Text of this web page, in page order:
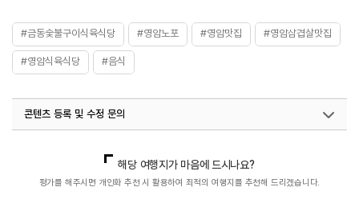
#금동숯불구이식육식당 #영암노포 #영암맛집 #영암삼겹살맛집
#영암식육식당 #음식
콘텐츠 등록 및 수정 문의
해당 여행지가 마음에 드시나요?
평가를 해주시면 개인화 추천 시 활용하여 최적의 여행지를 추천해 드리겠습니다.